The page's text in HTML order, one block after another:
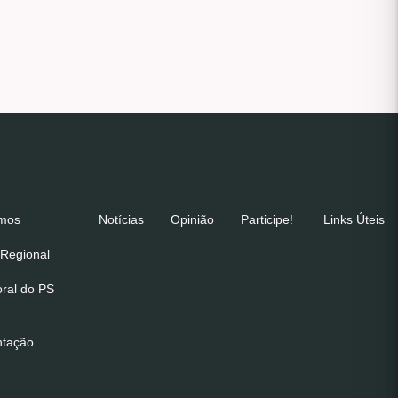
do PS
Notícias Opinião Participe! Links Úteis